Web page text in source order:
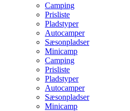
Camping
Prisliste
Pladstyper
Autocamper
Sæsonpladser
Minicamp
Camping
Prisliste
Pladstyper
Autocamper
Sæsonpladser
Minicamp